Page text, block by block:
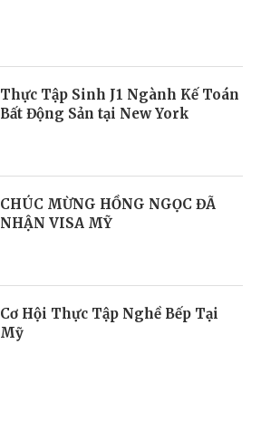
Thực Tập Sinh J1 Ngành Kế Toán
Bất Động Sản tại New York
CHÚC MỪNG HỒNG NGỌC ĐÃ
NHẬN VISA MỸ
Cơ Hội Thực Tập Nghề Bếp Tại
Mỹ